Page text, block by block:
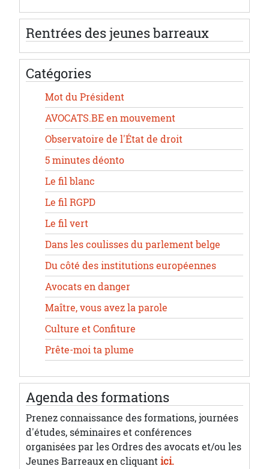
Rentrées des jeunes barreaux
Catégories
Mot du Président
AVOCATS.BE en mouvement
Observatoire de l'État de droit
5 minutes déonto
Le fil blanc
Le fil RGPD
Le fil vert
Dans les coulisses du parlement belge
Du côté des institutions européennes
Avocats en danger
Maître, vous avez la parole
Culture et Confiture
Prête-moi ta plume
Agenda des formations
Prenez connaissance des formations, journées
d'études, séminaires et conférences
organisées par les Ordres des avocats et/ou les
Jeunes Barreaux en cliquantici.